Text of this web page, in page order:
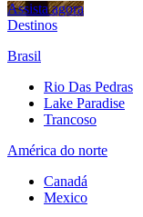
Assista agora
Destinos
Brasil
Rio Das Pedras
Lake Paradise
Trancoso
América do norte
Canadá
Mexico